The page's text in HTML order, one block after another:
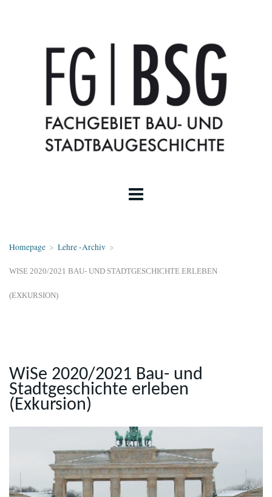
Homepage > Lehre -Archiv >
WISE 2020/2021 BAU- UND STADTGESCHICHTE ERLEBEN
(EXKURSION)
WiSe 2020/2021 Bau- und
Stadtgeschichte erleben
(Exkursion)